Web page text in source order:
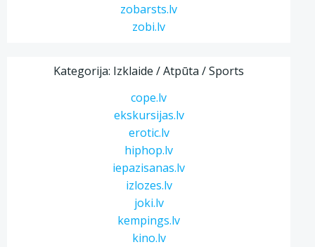
zobarsts.lv
zobi.lv
Kategorija: Izklaide / Atpūta / Sports
cope.lv
ekskursijas.lv
erotic.lv
hiphop.lv
iepazisanas.lv
izlozes.lv
joki.lv
kempings.lv
kino.lv